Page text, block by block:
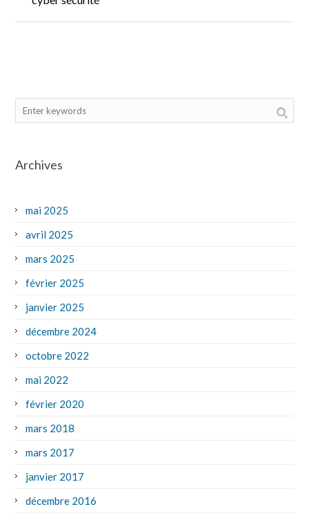
Archives
mai 2025
avril 2025
mars 2025
février 2025
janvier 2025
décembre 2024
octobre 2022
mai 2022
février 2020
mars 2018
mars 2017
janvier 2017
décembre 2016